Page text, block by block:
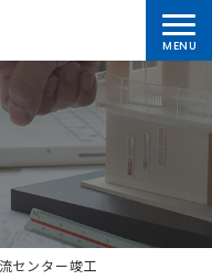
センター竣工